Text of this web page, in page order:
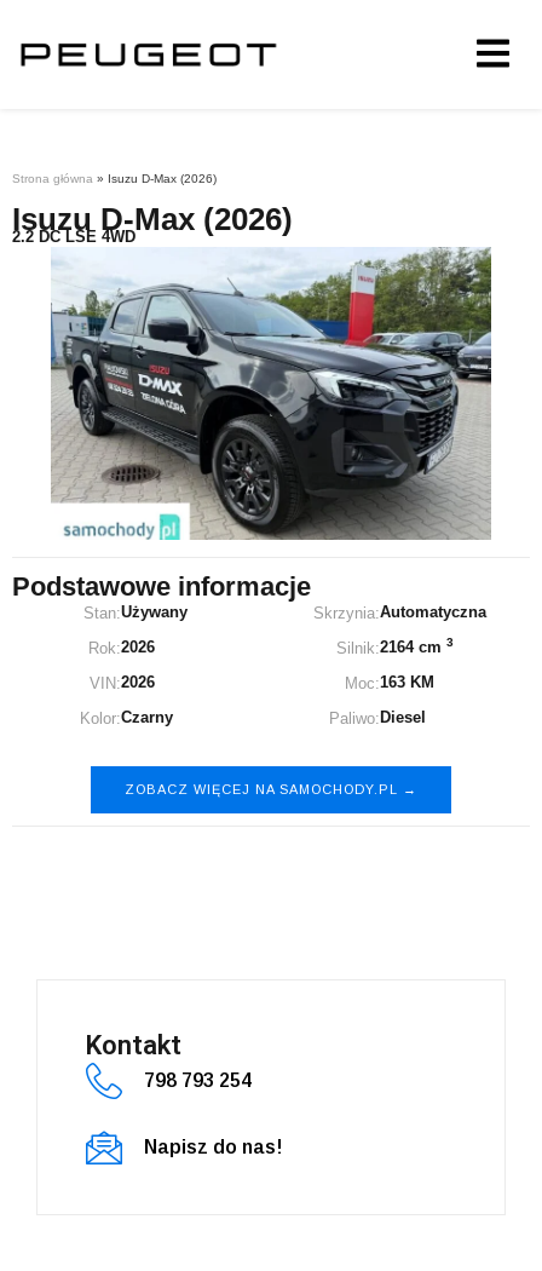
Strona główna » Isuzu D-Max (2026)
Isuzu D-Max (2026)
2.2 DC LSE 4WD
Podstawowe informacje
Stan:
Rok:
VIN:
Kolor:
Używany
2026
2026
Czarny
Skrzynia:
Silnik:
Moc:
Paliwo:
Automatyczna
2164 cm3
163 KM
Diesel
ZOBACZ WIĘCEJ NA SAMOCHODY.PL →
Kontakt
798 793 254
Napisz do nas!